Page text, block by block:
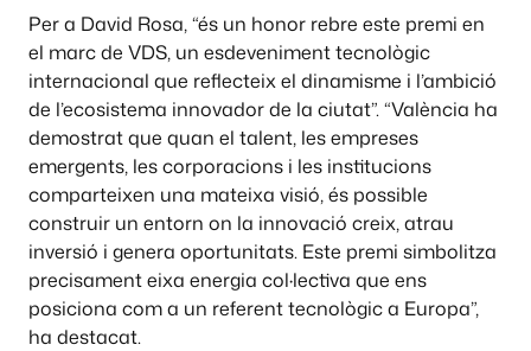
Per a David Rosa, “és un honor rebre este premi en
el marc de VDS, un esdeveniment tecnològic
internacional que reflecteix el dinamisme i l’ambició
de l’ecosistema innovador de la ciutat”. “València ha
demostrat que quan el talent, les empreses
emergents, les corporacions i les institucions
comparteixen una mateixa visió, és possible
construir un entorn on la innovació creix, atrau
inversió i genera oportunitats. Este premi simbolitza
precisament eixa energia col·lectiva que ens
posiciona com a un referent tecnològic a Europa”,
ha destacat.